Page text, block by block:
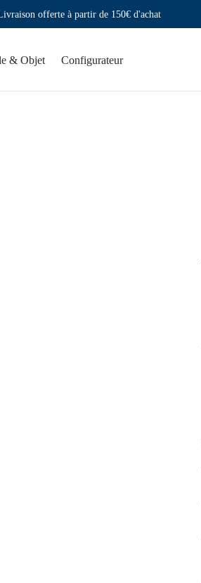
offerte à partir de 150€ d'achat
& Objet Configurateur